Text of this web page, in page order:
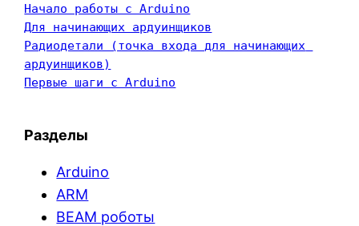
Начало работы с Arduino
Для начинающих ардуинщиков
Радиодетали (точка входа для начинающих
ардуинщиков)
Первые шаги с Arduino
Разделы
Arduino
ARM
BEAM роботы